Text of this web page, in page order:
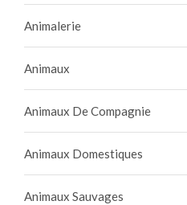
Animalerie
Animaux
Animaux De Compagnie
Animaux Domestiques
Animaux Sauvages